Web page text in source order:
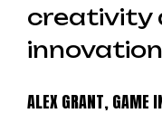
creativity
ALEX GRANT, GAME